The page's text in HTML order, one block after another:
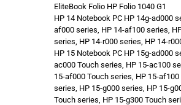
EliteBook Folio HP Folio 1040 G1
HP 14 Notebook PC HP 14g-ad000
af000 series, HP 14-af100 series,
series, HP 14-r000 series, HP 14-
HP 15 Notebook PC HP 15g-ad000
ac000 Touch series, HP 15-ac100
15-af000 Touch series, HP 15-
series, HP 15-g000 series, HP 15-
Touch series, HP 15-g300 Touch